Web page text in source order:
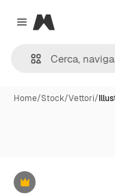
Close menu
Magnific
Home/Stock/Vettori/
Premium